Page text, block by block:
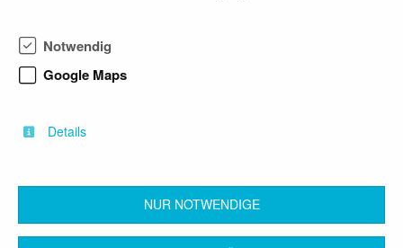
017676697585
E-Mail-Adresse
zurück
Notwendig
Google Maps
Details
NUR NOTWENDIGE